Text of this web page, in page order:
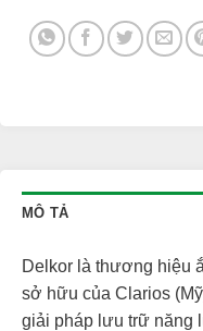
MÔ TẢ
Delkor là thương hiệu
sở hữu của Clarios
giải pháp lưu trữ năng